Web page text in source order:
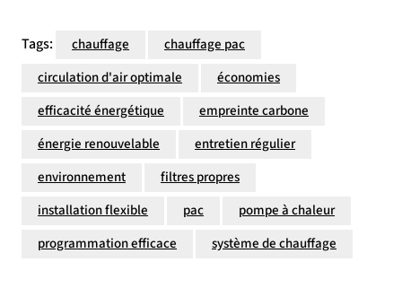
Tags: chauffage
chauffage pac
circulation d'air optimale
économies
efficacité énergétique
empreinte carbone
énergie renouvelable
entretien régulier
environnement
filtres propres
installation flexible
pac
pompe à chaleur
programmation efficace
système de chauffage